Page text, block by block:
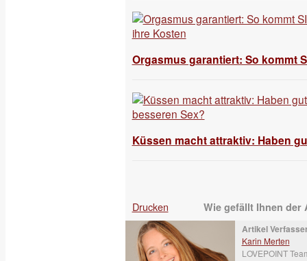
Orgasmus garantiert: So kommt
Küssen macht attraktiv: Haben
Drucken Wie gefällt Ihnen der
Artikel
Karin Merten
LOVEPOINT